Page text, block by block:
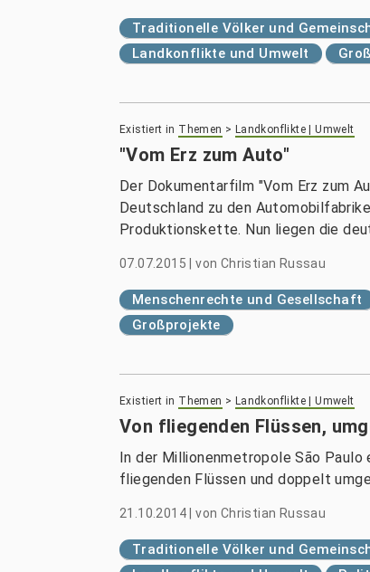
Traditionelle Völker und
Landkonflikte und Umwelt
Existiert in Themen > Landkonflikte | Umwelt
"Vom Erz zum Auto"
Der Dokumentarfilm "Vom Erz zum
Deutschland zu den
Produktionskette. Nun liegen die
07.07.2015 |von Christian Russau
Menschenrechte und Gesellschaft
Großprojekte
Existiert in Themen > Landkonflikte | Umwelt
Von fliegenden Flüssen,
In der Millionenmetropole São
fliegenden Flüssen und doppelt
21.10.2014 |von Christian Russau
Traditionelle Völker und